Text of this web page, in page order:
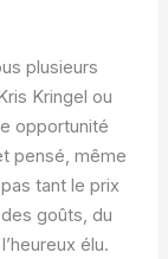
plusieurs
Kringel ou
opportunité
pensé, même
tant le prix
goûts, du
élu.